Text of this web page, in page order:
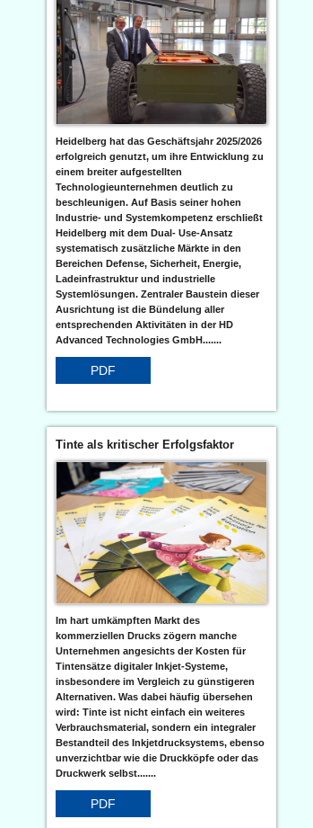
Heidelberg hat das Geschäftsjahr 2025/2026
erfolgreich genutzt, um ihre Entwicklung zu
einem breiter aufgestellten
Technologieunternehmen deutlich zu
beschleunigen. Auf Basis seiner hohen
Industrie- und Systemkompetenz erschließt
Heidelberg mit dem Dual- Use-Ansatz
systematisch zusätzliche Märkte in den
Bereichen Defense, Sicherheit, Energie,
Ladeinfrastruktur und industrielle
Systemlösungen. Zentraler Baustein dieser
Ausrichtung ist die Bündelung aller
entsprechenden Aktivitäten in der HD
Advanced Technologies GmbH.......
PDF
Tinte als kritischer Erfolgsfaktor
Im hart umkämpften Markt des
kommerziellen Drucks zögern manche
Unternehmen angesichts der Kosten für
Tintensätze digitaler Inkjet-Systeme,
insbesondere im Vergleich zu günstigeren
Alternativen. Was dabei häufig übersehen
wird: Tinte ist nicht einfach ein weiteres
Verbrauchsmaterial, sondern ein integraler
Bestandteil des Inkjetdrucksystems, ebenso
unverzichtbar wie die Druckköpfe oder das
Druckwerk selbst.......
PDF